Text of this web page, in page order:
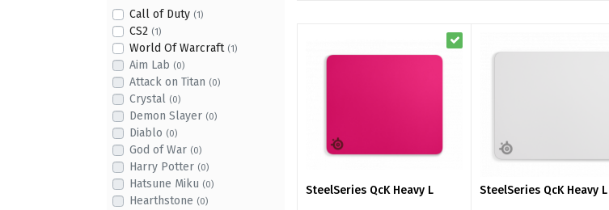
Call of Duty (1)
CS2 (1)
World Of Warcraft (1)
Aim Lab (0)
Attack on Titan (0)
Crystal (0)
Demon Slayer (0)
Diablo (0)
God of War (0)
Harry Potter (0)
Hatsune Miku (0)
Hearthstone (0)
SteelSeries QcK Heavy L SteelSeries QcK Heavy L